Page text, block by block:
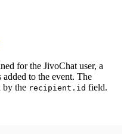
for the JivoChat user, a
to the event. The
by the recipient.id field.